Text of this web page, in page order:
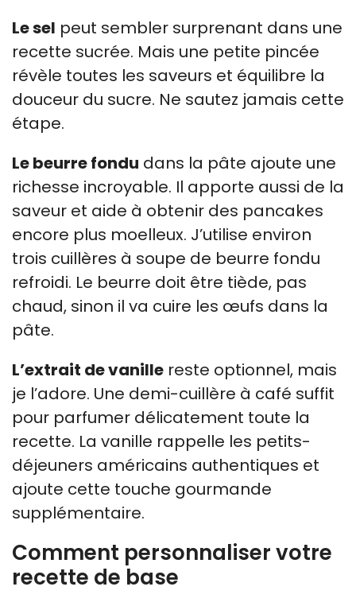
Le sel peut sembler surprenant dans une
recette sucrée. Mais une petite pincée
révèle toutes les saveurs et équilibre la
douceur du sucre. Ne sautez jamais cette
étape.
Le beurre fondu dans la pâte ajoute une
richesse incroyable. Il apporte aussi de la
saveur et aide à obtenir des pancakes
encore plus moelleux. J’utilise environ
trois cuillères à soupe de beurre fondu
refroidi. Le beurre doit être tiède, pas
chaud, sinon il va cuire les œufs dans la
pâte.
L’extrait de vanille reste optionnel, mais
je l’adore. Une demi-cuillère à café suffit
pour parfumer délicatement toute la
recette. La vanille rappelle les petits-
déjeuners américains authentiques et
ajoute cette touche gourmande
supplémentaire.
Comment personnaliser votre
recette de base